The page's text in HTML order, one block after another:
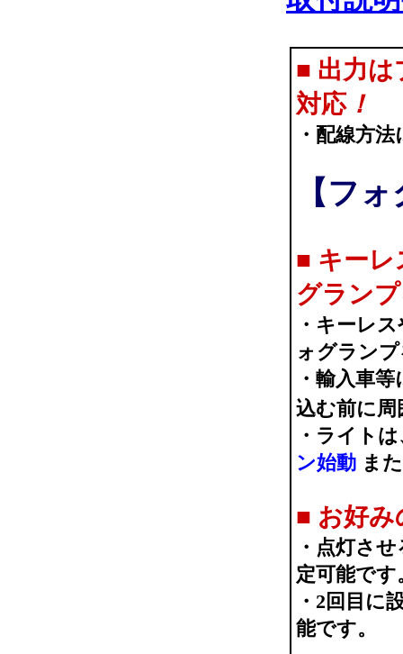
■ 出力
対応！
・配線方
【フ
■ キー
グラン
・キーレ
ォグラン
・輸入車
込む前に
・ライト
ン始動 ま
■ お好み
・点灯さ
定可能です
・2回目に
能です。